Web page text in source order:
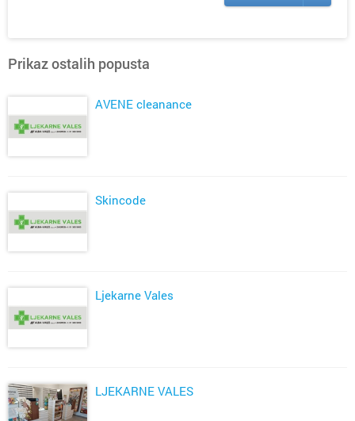
Prikaz ostalih popusta
AVENE cleanance
Skincode
Ljekarne Vales
LJEKARNE VALES